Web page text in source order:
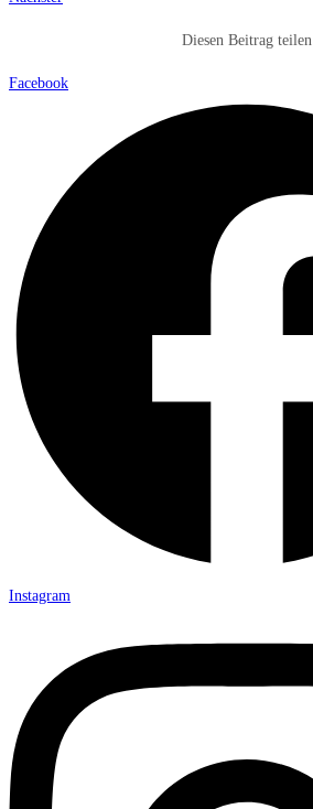
Diesen Beitrag teilen
Facebook
Instagram